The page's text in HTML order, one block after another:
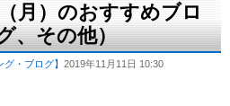
月）のおすすめブロ
、その他）
グ・ブログ】 2019年11月11日 10:30